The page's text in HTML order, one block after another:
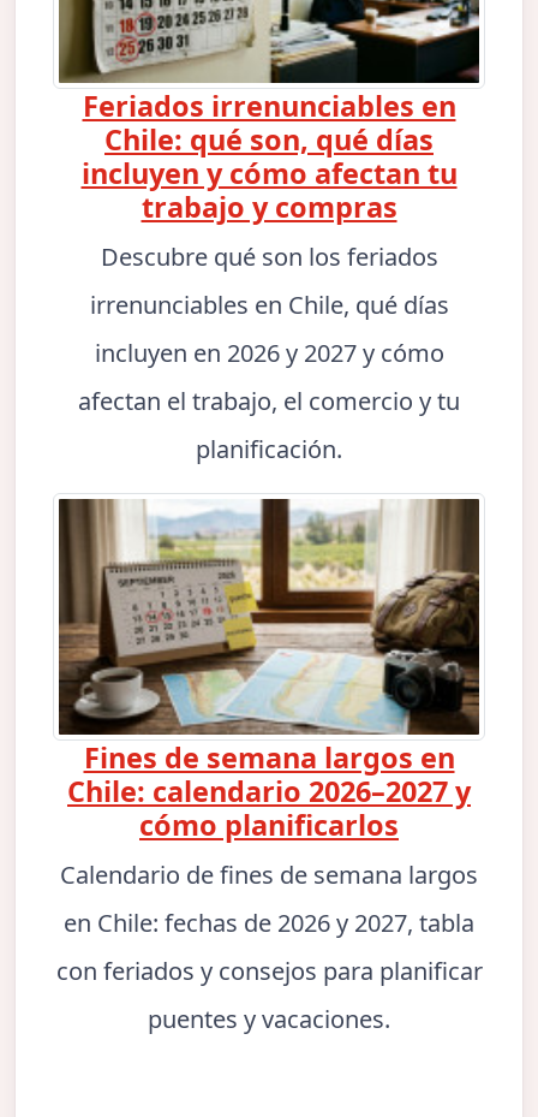
Feriados irrenunciables en
Chile: qué son, qué días
incluyen y cómo afectan tu
trabajo y compras
Descubre qué son los feriados
irrenunciables en Chile, qué días
incluyen en 2026 y 2027 y cómo
afectan el trabajo, el comercio y tu
planificación.
Fines de semana largos en
Chile: calendario 2026–2027 y
cómo planificarlos
Calendario de fines de semana largos
en Chile: fechas de 2026 y 2027, tabla
con feriados y consejos para planificar
puentes y vacaciones.